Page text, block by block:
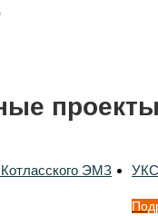
проекты
ЭМЗ